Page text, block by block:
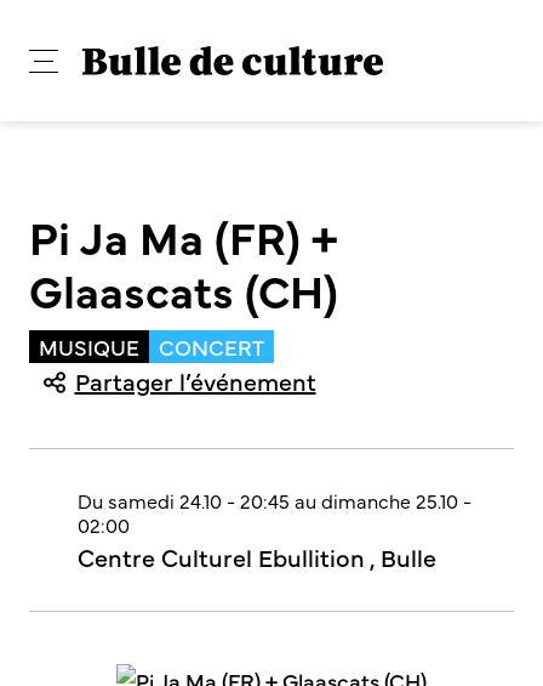
Pi Ja Ma (FR) +
Glaascats (CH)
MUSIQUE CONCERT
Partager l’événement
Du samedi 24.10 - 20:45 au dimanche 25.10 -
02:00
Centre Culturel Ebullition , Bulle